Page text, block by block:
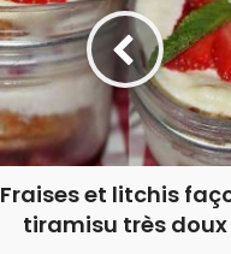
Fraises et litchis
tiramisu très doux